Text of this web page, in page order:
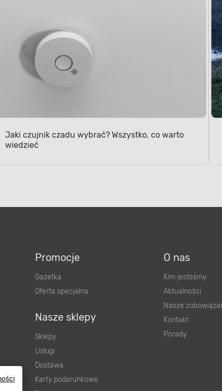
Jaki czujnik czadu wybrać? Wszystko, co warto
wiedzieć
Promocje
Gazetka
Oferta specjalna
Nasze sklepy
Sklepy
Usługi
Dostawa
Karty podarunkowe
O nas
Kim jesteśmy
Aktualności
Nasze
Kontakt
Porady